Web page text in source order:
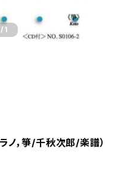
/1
，箏/千秋次郎/楽譜）